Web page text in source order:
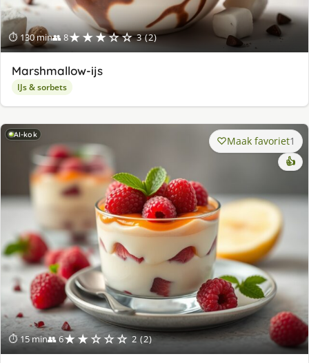
⏱ 130 min👥 8★★★☆☆ 3 (2)
Marshmallow-ijs
IJs & sorbets
AI-kok
⏱ 15 min👥 6★★☆☆☆ 2 (2)
Maak favoriet1
👍